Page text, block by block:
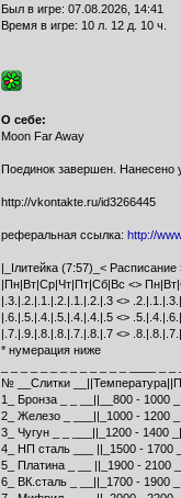
Был в игре: 07.08.2026, 14:41
Время в игре: 10 л. 12 д. 10 ч.
О себе:
Moon Far Away
Поединок завершен. Нанесено
http://vkontakte.ru/id3266445
реферальная ссылка: http://
|_Iлитейка (7:57)_< Расписание
|Пн|Вт|Ср|Чт|Пт|Сб|Вс <>
|.3.|.2.|.1.|.2.|.1.|.2.|.3 <>
|.6.|.5.|.4.|.5.|.4.|.4.|.5 <>
|.7.|.9.|.8.|.8.|.7.|.8.|.7 <>
* нумерация ниже
№ __Слитки
1_ Бронза _ _ __||__800 - 1000
2_ Железо _ ___||_1000 - 1200
3_ Чугун _ _ ___||_1200 - 1400
4_ НП сталь ___ ||_1500 - 1700
5_ Платина _ __ ||_1900 - 2100
6_ ВК.сталь _ __||_1700 - 1900